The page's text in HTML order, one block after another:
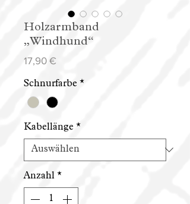
Holzarmband
„Windhund“
17,90 €
Schnurfarbe *
Kabellänge *
Anzahl *